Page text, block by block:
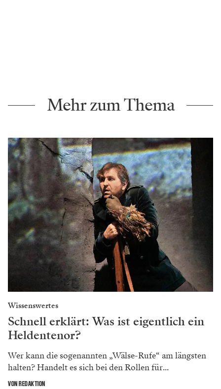
Mehr zum Thema
Wissenswertes
Schnell erklärt: Was ist eigentlich ein
Heldentenor?
Wer kann die sogenannten „Wälse-Rufe“ am längsten
halten? Handelt es sich bei den Rollen für...
VON REDAKTION